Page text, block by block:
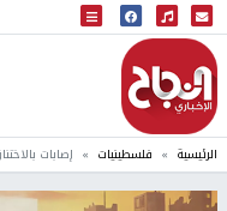
البث المباشر
إذاعة النجاح
الرئيسية فلسطينيات إصابات